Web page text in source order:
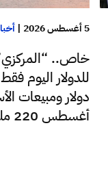
5 أغسطس 2026 |
خاص..
دولار ومبيعات
أغسطس 220 مليون دولار